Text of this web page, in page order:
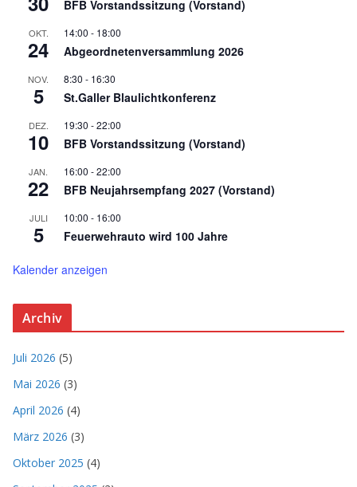
BFB Vorstandssitzung (Vorstand)
OKT.
24
14:00 - 18:00
Abgeordnetenversammlung 2026
NOV.
5
8:30 - 16:30
St.Galler Blaulichtkonferenz
DEZ.
10
19:30 -22:00
BFB Vorstandssitzung (Vorstand)
JAN.
22
16:00 -22:00
BFB Neujahrsempfang 2027 (Vorstand)
JULI
5
10:00 - 16:00
Feuerwehrauto wird 100 Jahre
Kalender anzeigen
Archiv
Juli 2026 (5)
Mai 2026 (3)
April 2026 (4)
März 2026 (3)
Oktober 2025 (4)